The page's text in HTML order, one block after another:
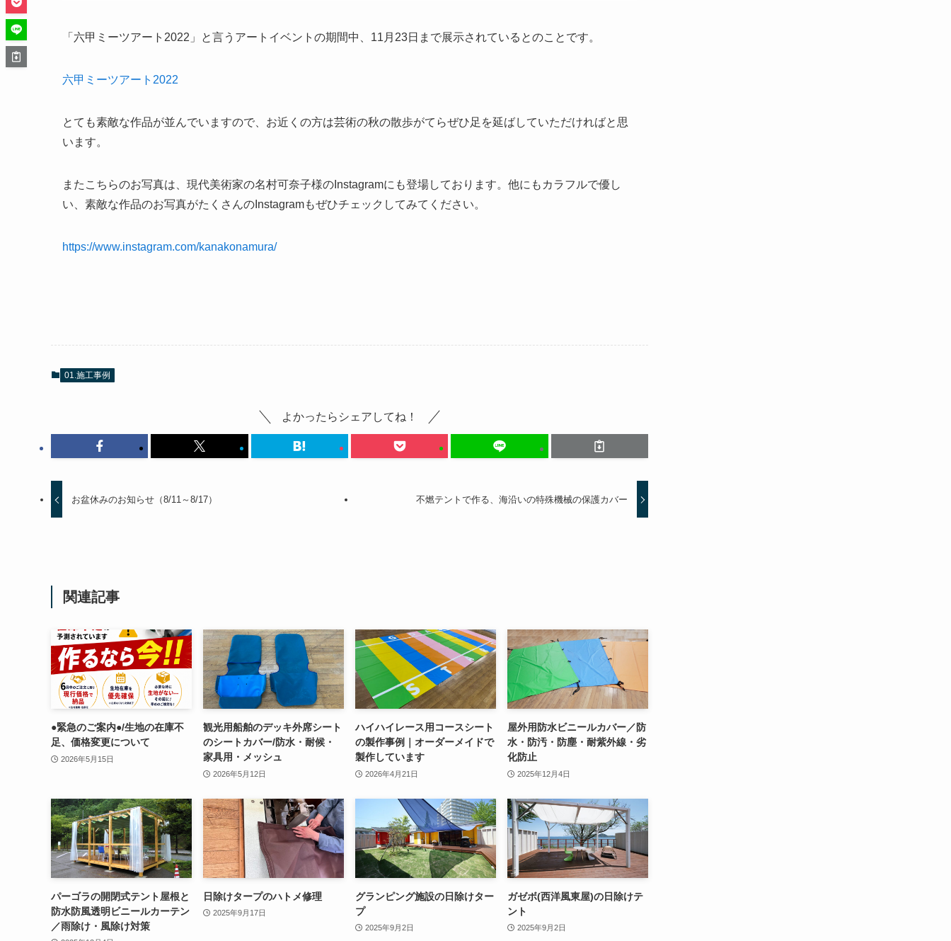
「六甲ミーツアート2022」と言うアートイベントの期間中、11月23日まで展示されているとのことです。
六甲ミーツアート2022
とても素敵な作品が並んでいますので、お近くの方は芸術の秋の散歩がてらぜひ足を延ばしていただければと思
います。
またこちらのお写真は、現代美術家の名村可奈子様のInstagramにも登場しております。他にもカラフルで優し
い、素敵な作品のお写真がたくさんのInstagramもぜひチェックしてみてください。
https://www.instagram.com/kanakonamura/
01.施工事例
よかったらシェアしてね！
お盆休みのお知らせ（8/11～8/17） 不燃テントで作る、海沿いの特殊機械の保護カバー
関連記事
●緊急のご案内●/生地の在庫不
足、価格変更について
2026年5月15日
観光用船舶のデッキ外席シート
のシートカバー/防水・耐候・
家具用・メッシュ
2026年5月12日
ハイハイレース用コースシート
の製作事例｜オーダーメイドで
製作しています
2026年4月21日
屋外用防水ビニールカバー／防
水・防汚・防塵・耐紫外線・劣
化防止
2025年12月4日
パーゴラの開閉式テント屋根と
防水防風透明ビニールカーテン
／雨除け・風除け対策
日除けタープのハトメ修理
2025年9月17日
グランピング施設の日除けター
プ
2025年9月2日
ガゼボ(西洋風東屋)の日除けテ
ント
2025年9月2日